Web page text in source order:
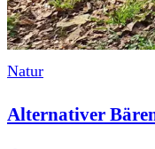
Natur
Alternativer